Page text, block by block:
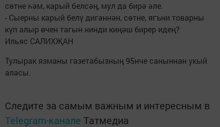
сөтне һәм, карый белсәң, мул да бирә әле.
- Сыерны карый белү дигәннән, сөтне, ягъни товарны
күп алыр өчен тагын нинди киңәш бирер идең?
Ильяс САЛИХҖАН
Тулырак язманы газетабызның 95нче саныннан укый
аласы.
Следите за самым важным и интересным в
Telegram-канале Татмедиа